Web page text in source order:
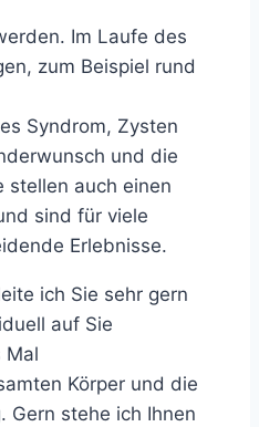
Im Laufe des
zum Beispiel rund
Syndrom, Zysten
und die
stellen auch einen
sind für viele
Erlebnisse.
ich Sie sehr gern
auf Sie
Mal
Körper und die
Gern stehe ich Ihnen